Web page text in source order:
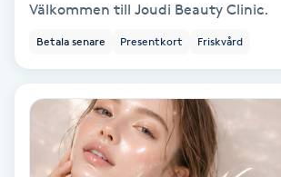
Friskvårdsmassage
Frisör
Funktionsanalys
Välkommen till Joudi Beauty Clinic.
Betala senare Presentkort Friskvård